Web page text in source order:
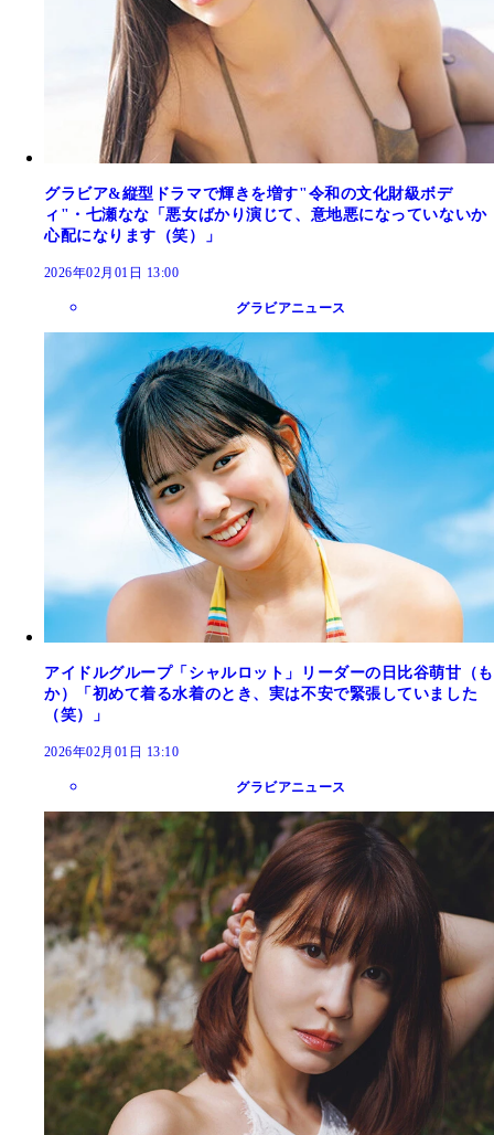
グラビア&縦型ドラマで輝きを増す"令和の文化財級ボデ
ィ"・七瀬なな「悪女ばかり演じて、意地悪になっていないか
心配になります（笑）」
2026年02月01日 13:00
グラビアニュース
アイドルグループ「シャルロット」リーダーの日比谷萌甘（も
か）「初めて着る水着のとき、実は不安で緊張していました
（笑）」
2026年02月01日 13:10
グラビアニュース